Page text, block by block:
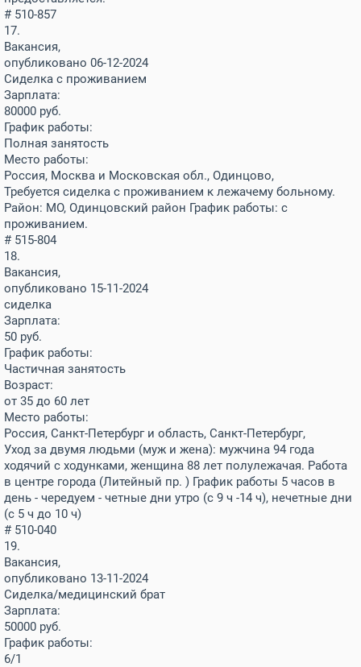
# 510-857
17.
Вакансия,
опубликовано 06-12-2024
Сиделка с проживанием
Зарплата:
80000 руб.
График работы:
Полная занятость
Место работы:
Россия, Москва и Московская обл., Одинцово,
Требуется сиделка с проживанием к лежачему больному.
Район: МО, Одинцовский район График работы: с
проживанием.
# 515-804
18.
Вакансия,
опубликовано 15-11-2024
сиделка
Зарплата:
50 руб.
График работы:
Частичная занятость
Возраст:
от 35 до 60 лет
Место работы:
Россия, Санкт-Петербург и область, Санкт-Петербург,
Уход за двумя людьми (муж и жена): мужчина 94 года
ходячий с ходунками, женщина 88 лет полулежачая. Работа
в центре города (Литейный пр. ) График работы 5 часов в
день - чередуем - четные дни утро (с 9 ч -14 ч), нечетные дни
(с 5 ч до 10 ч)
# 510-040
19.
Вакансия,
опубликовано 13-11-2024
Сиделка/медицинский брат
Зарплата:
50000 руб.
График работы:
6/1